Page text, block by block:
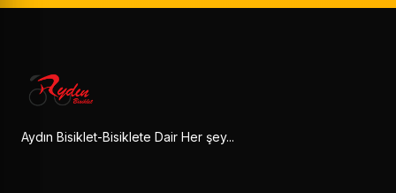
Aydın Bisiklet-Bisiklete Dair Her şey...